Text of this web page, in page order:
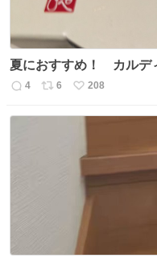
夏におすすめ！ カルデ
返
4
リ
6
い
208